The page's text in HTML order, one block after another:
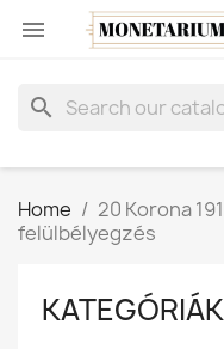

search
Home
20 Korona
felülbélyegzés
KATEGÓRIÁK